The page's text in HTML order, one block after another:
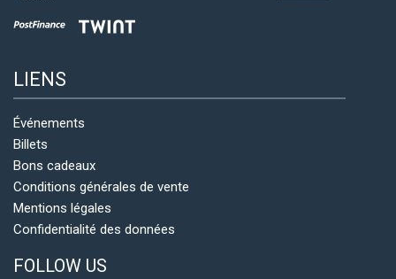
LIENS
Événements
Billets
Bons cadeaux
Conditions générales de vente
Mentions légales
Confidentialité des données
FOLLOW US